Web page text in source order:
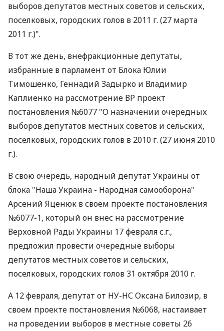
выборов депутатов местных советов и сельских,
поселковых, городских голов в 2011 г. (27 марта
2011 г.)".
В тот же день, внефракционные депутаты,
избранные в парламент от Блока Юлии
Тимошенко, Геннадий Задырко и Владимир
Каплиенко на рассмотрение ВР проект
постановления №6077 "О назначении очередных
выборов депутатов местных советов и сельских,
поселковых, городских голов в 2010 г. (27 июня 2010
г.).
В свою очередь, народный депутат Украины от
блока "Наша Украина - Народная самооборона"
Арсений Яценюк в своем проекте постановления
№6077-1, который он внес на рассмотрение
Верховной Рады Украины 17 февраля с.г.,
предложил провести очередные выборы
депутатов местных советов и сельских,
поселковых, городских голов 31 октября 2010 г.
А 12 февраля, депутат от НУ-НС Оксана Билозир, в
своем проекте постановления №6068, настаивает
на проведении выборов в местные советы 26